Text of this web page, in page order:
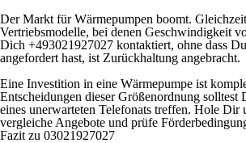
Der Markt für Wärmepumpen boomt.
Vertriebsmodelle, bei denen Geschwindigkeit
Dich +493021927027 kontaktiert, ohne dass
angefordert hast, ist Zurückhaltung angebracht.
Eine Investition in eine Wärmepumpe ist
Entscheidungen dieser Größenordnung solltest
eines unerwarteten Telefonats treffen. Hole Dir
vergleiche Angebote und prüfe
Fazit zu 03021927027